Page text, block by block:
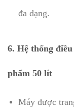
đa dạng.
6. Hệ thống
phẩm 50 lít
Máy được